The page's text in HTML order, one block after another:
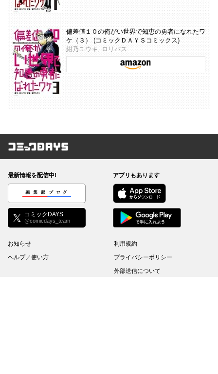
偏差値１０の俺がい世界で知恵の勇者になれたワ
ケ（３） (コミックＤＡＹＳコミックス)
紺乃ユウキ, ロリバス
コミックDAYS
最新情報を配信中!
編集部ブログ
コミックDAYS
@comicdays_team
アプリもあります
お知らせ
ヘルプ／使い方
利用規約
プライバシーポリシー
外部送信について